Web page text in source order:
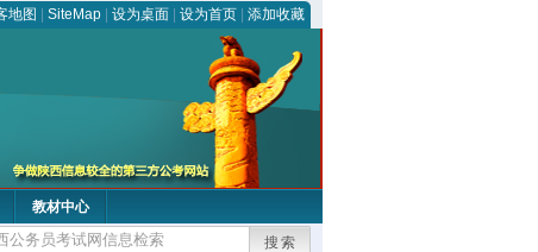
地图 SiteMap 设为桌面 设为首页 添加收藏
教材中心
搜索